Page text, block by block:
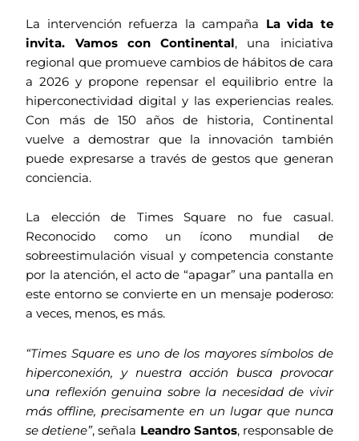
La intervención refuerza la campaña La vida te
invita. Vamos con Continental, una iniciativa
regional que promueve cambios de hábitos de cara
a 2026 y propone repensar el equilibrio entre la
hiperconectividad digital y las experiencias reales.
Con más de 150 años de historia, Continental
vuelve a demostrar que la innovación también
puede expresarse a través de gestos que generan
conciencia.
La elección de Times Square no fue casual.
Reconocido como un ícono mundial de
sobreestimulación visual y competencia constante
por la atención, el acto de “apagar” una pantalla en
este entorno se convierte en un mensaje poderoso:
a veces, menos, es más.
“Times Square es uno de los mayores símbolos de
hiperconexión, y nuestra acción busca provocar
una reflexión genuina sobre la necesidad de vivir
más offline, precisamente en un lugar que nunca
se detiene”, señala Leandro Santos, responsable de